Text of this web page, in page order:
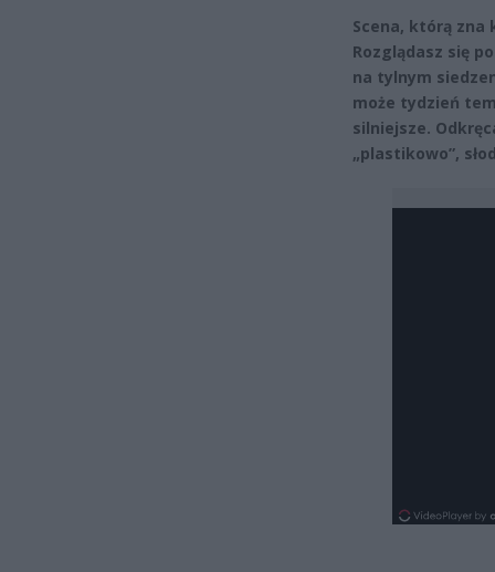
Scena, którą zna
Rozglądasz się
na tylnym
może tydzień
silniejsze.
„plastikowo”,